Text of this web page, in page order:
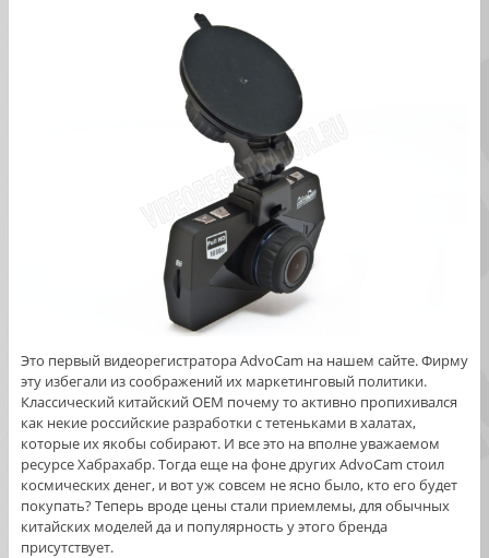
Это первый видеорегистратора AdvoCam на нашем сайте. Фирму
эту избегали из соображений их маркетинговый политики.
Классический китайский ОЕМ почему то активно пропихивался
как некие российские разработки с тетеньками в халатах,
которые их якобы собирают. И все это на вполне уважаемом
ресурсе Хабрахабр. Тогда еще на фоне других AdvoCam стоил
космических денег, и вот уж совсем не ясно было, кто его будет
покупать? Теперь вроде цены стали приемлемы, для обычных
китайских моделей да и популярность у этого бренда
присутствует.